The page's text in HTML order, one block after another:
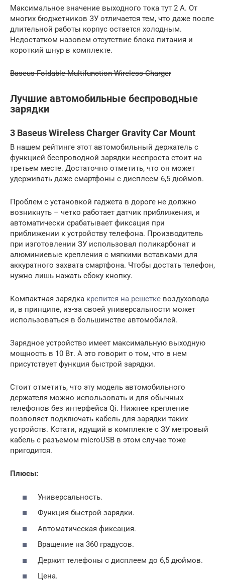
Максимальное значение выходного тока тут 2 А. От
многих бюджетников ЗУ отличается тем, что даже после
длительной работы корпус остается холодным.
Недостатком назовем отсутствие блока питания и
короткий шнур в комплекте.
Baseus Foldable Multifunction Wireless Charger
Лучшие автомобильные беспроводные
зарядки
3 Baseus Wireless Charger Gravity Car Mount
В нашем рейтинге этот автомобильный держатель с
функцией беспроводной зарядки неспроста стоит на
третьем месте. Достаточно отметить, что он может
удерживать даже смартфоны с дисплеем 6,5 дюймов.
Проблем с установкой гаджета в дороге не должно
возникнуть – четко работает датчик приближения, и
автоматически срабатывает фиксация при
приближении к устройству телефона. Производитель
при изготовлении ЗУ использовал поликарбонат и
алюминиевые крепления с мягкими вставками для
аккуратного захвата смартфона. Чтобы достать телефон,
нужно лишь нажать сбоку кнопку.
Компактная зарядка крепится на решетке воздуховода
и, в принципе, из-за своей универсальности может
использоваться в большинстве автомобилей.
Зарядное устройство имеет максимальную выходную
мощность в 10 Вт. А это говорит о том, что в нем
присутствует функция быстрой зарядки.
Стоит отметить, что эту модель автомобильного
держателя можно использовать и для обычных
телефонов без интерфейса Qi. Нижнее крепление
позволяет подключать кабель для зарядки таких
устройств. Кстати, идущий в комплекте с ЗУ метровый
кабель с разъемом microUSB в этом случае тоже
пригодится.
Плюсы:
Универсальность.
Функция быстрой зарядки.
Автоматическая фиксация.
Вращение на 360 градусов.
Держит телефоны с дисплеем до 6,5 дюймов.
Цена.